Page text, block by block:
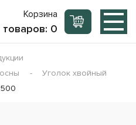
Корзина
товаров: 0
Уголок хвойный